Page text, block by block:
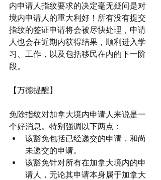
内申请人指纹要求的决定毫无疑问是对
境内申请人的重大利好！所有没有提交
指纹的签证申请将会被尽快处理，申请
人也会在近期内获得结果，顺利进入学
习、工作，以及包括移民在内的下一阶
段。
【万德提醒】
免除指纹对加拿大境内申请人来说是一
个好消息。特别强调以下两点：
该豁免包括已经递交的申请，和尚
未递交的申请。
该豁免针对所有在加拿大境内的申
请人，无论其申请本身属于加拿大